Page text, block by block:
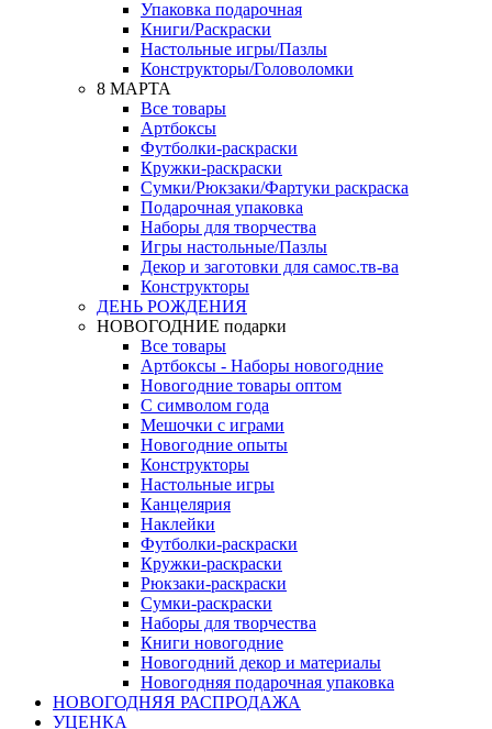
Упаковка подарочная
Книги/Раскраски
Настольные игры/Пазлы
Конструкторы/Головоломки
8 МАРТА
Все товары
Артбоксы
Футболки-раскраски
Кружки-раскраски
Сумки/Рюкзаки/Фартуки раскраска
Подарочная упаковка
Наборы для творчества
Игры настольные/Пазлы
Декор и заготовки для самос.тв-ва
Конструкторы
ДЕНЬ РОЖДЕНИЯ
НОВОГОДНИЕ подарки
Все товары
Артбоксы - Наборы новогодние
Новогодние товары оптом
С символом года
Мешочки с играми
Новогодние опыты
Конструкторы
Настольные игры
Канцелярия
Наклейки
Футболки-раскраски
Кружки-раскраски
Рюкзаки-раскраски
Сумки-раскраски
Наборы для творчества
Книги новогодние
Новогодний декор и материалы
Новогодняя подарочная упаковка
НОВОГОДНЯЯ РАСПРОДАЖА
УЦЕНКА